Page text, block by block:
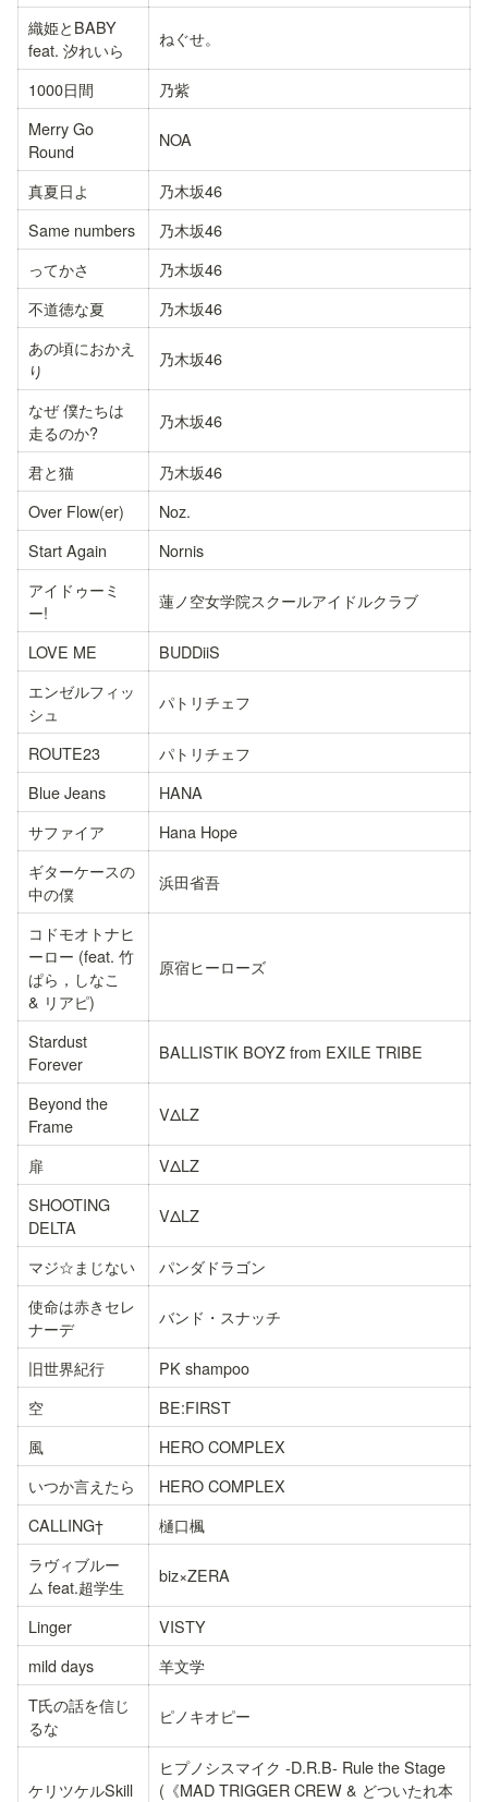
織姫とBABY
feat. 汐れいら
ねぐせ。
1000日間
乃紫
Merry Go
Round
NOA
真夏日よ
乃木坂46
Same numbers
乃木坂46
ってかさ
乃木坂46
不道徳な夏
乃木坂46
あの頃におかえ
り
乃木坂46
なぜ 僕たちは
走るのか?
乃木坂46
君と猫
乃木坂46
Over Flow(er)
Noz.
Start Again
Nornis
アイドゥーミ
ー!
蓮ノ空女学院スクールアイドルクラブ
LOVE ME
BUDDiiS
エンゼルフィッ
シュ
パトリチェフ
ROUTE23
パトリチェフ
Blue Jeans
HANA
サファイア
Hana Hope
ギターケースの
中の僕
浜田省吾
コドモオトナヒ
ーロー (feat. 竹
ぱら，しなこ
& リアピ)
原宿ヒーローズ
Stardust
Forever
BALLISTIK BOYZ from EXILE TRIBE
Beyond the
Frame
VΔLZ
扉
VΔLZ
SHOOTING
DELTA
VΔLZ
マジ☆まじない
パンダドラゴン
使命は赤きセレ
ナーデ
バンド・スナッチ
旧世界紀行
PK shampoo
空
BE:FIRST
風
HERO COMPLEX
いつか言えたら
HERO COMPLEX
CALLING†
樋口楓
ラヴィブルー
ム feat.超学生
biz×ZERA
Linger
VISTY
mild days
羊文学
T氏の話を信じ
るな
ピノキオピー
ケリツケルSkill
ヒプノシスマイク -D.R.B- Rule the Stage
(《MAD TRIGGER CREW & どついたれ本